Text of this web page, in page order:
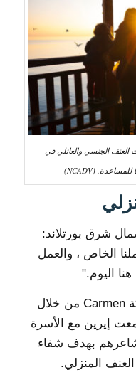
خدمات العنف الجنسي والعائلي في
شرق بورتلاند:
الخاص ، والعمل
اليوم."
ساعدت شركة Impact NW شركة Carmen من خلال
إيرين مع الأسرة
بهدف شفاء
العنف المنزلي.